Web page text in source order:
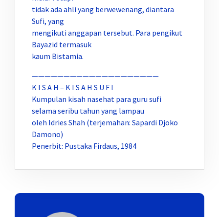
tidak ada ahli yang berwewenang, diantara
Sufi, yang
mengikuti anggapan tersebut. Para pengikut
Bayazid termasuk
kaum Bistamia.
————————————————————
K I S A H – K I S A H S U F I
Kumpulan kisah nasehat para guru sufi
selama seribu tahun yang lampau
oleh Idries Shah (terjemahan: Sapardi Djoko
Damono)
Penerbit: Pustaka Firdaus, 1984